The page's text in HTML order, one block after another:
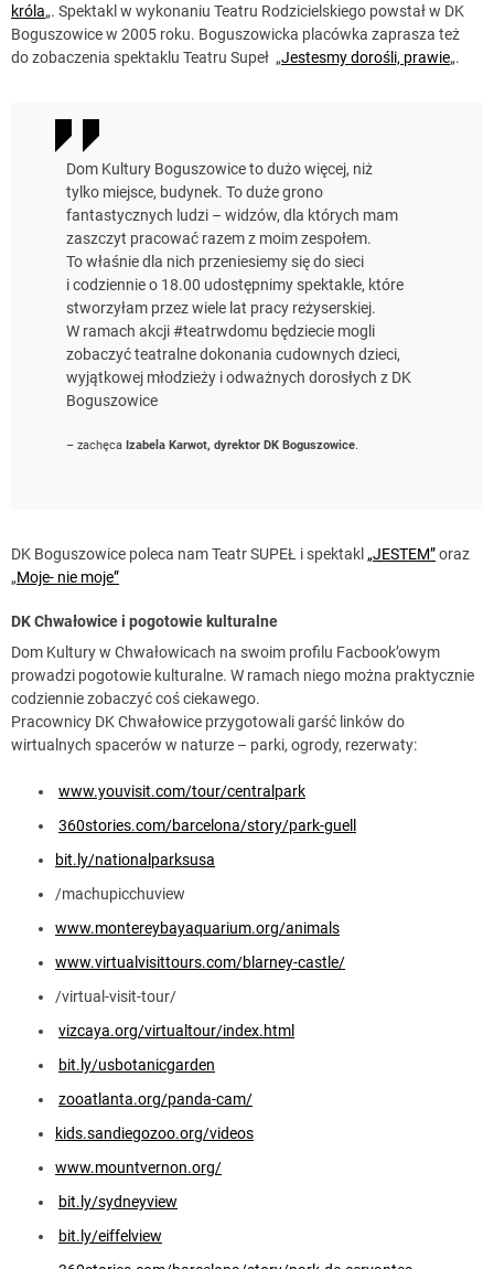
króla„. Spektakl w wykonaniu Teatru Rodzicielskiego powstał w DK
Boguszowice w 2005 roku. Boguszowicka placówka zaprasza też
do zobaczenia spektaklu Teatru Supeł „Jestesmy dorośli, prawie„.
Dom Kultury Boguszowice to dużo więcej, niż
tylko miejsce, budynek. To duże grono
fantastycznych ludzi – widzów, dla których mam
zaszczyt pracować razem z moim zespołem.
To właśnie dla nich przeniesiemy się do sieci
i codziennie o 18.00 udostępnimy spektakle, które
stworzyłam przez wiele lat pracy reżyserskiej.
W ramach akcji #teatrwdomu będziecie mogli
zobaczyć teatralne dokonania cudownych dzieci,
wyjątkowej młodzieży i odważnych dorosłych z DK
Boguszowice
– zachęca Izabela Karwot, dyrektor DK Boguszowice
DK Boguszowice poleca nam Teatr SUPEŁ i spektakl „JESTEM”oraz
„Moje- nie moje”
DK Chwałowice i pogotowie kulturalne
Dom Kultury w Chwałowicach na swoim profilu Facbook’owym
prowadzi pogotowie kulturalne. W ramach niego można praktycznie
codziennie zobaczyć coś ciekawego.
Pracownicy DK Chwałowice przygotowali garść linków do
wirtualnych spacerów w naturze – parki, ogrody, rezerwaty:
www.youvisit.com/tour/centralpark
360stories.com/barcelona/story/park-guell
bit.ly/nationalparksusa
/machupicchuview
www.montereybayaquarium.org/animals
www.virtualvisittours.com/blarney-castle/
/virtual-visit-tour/
vizcaya.org/virtualtour/index.html
bit.ly/usbotanicgarden
zooatlanta.org/panda-cam/
kids.sandiegozoo.org/videos
www.mountvernon.org/
bit.ly/sydneyview
bit.ly/eiffelview